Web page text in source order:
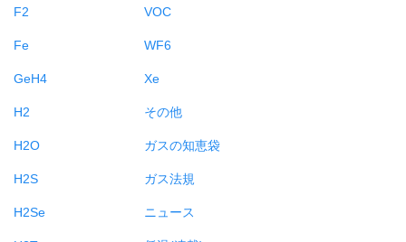
F2
Fe
GeH4
H2
H2O
H2S
H2Se
VOC
WF6
Xe
その他
ガスの知恵袋
ガス法規
ニュース